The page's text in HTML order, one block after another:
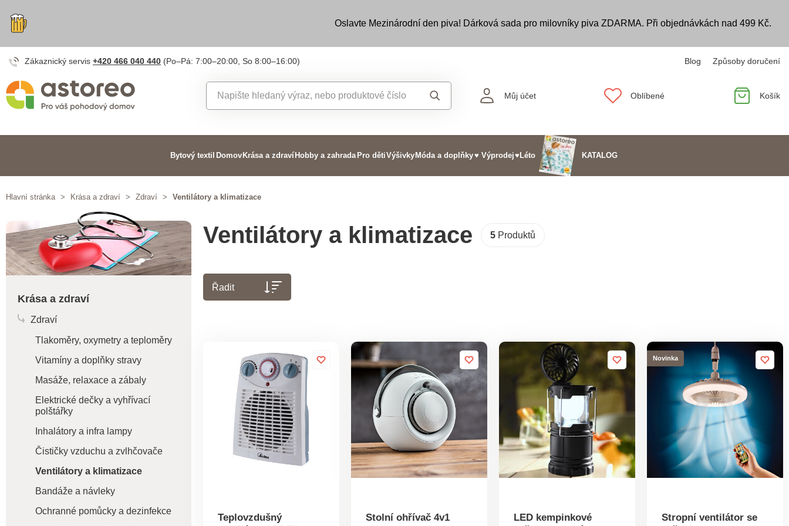
Oslavte Mezinárodní den piva! Dárková sada pro milovníky piva ZDARMA. Při objednávkách nad 499 Kč.
Zákaznický servis +420 466 040 440 (Po–Pá: 7:00–20:00, So 8:00–16:00) Blog Způsoby doručení
Můj účet Oblíbené Košík
Bytový textil Domov Krása a zdraví Hobby a zahrada Pro dětiVýšivky Móda a doplňky♥ Výprodej♥Léto KATALOG
Hlavní stránka > Krása a zdraví > Zdraví > Ventilátory a klimatizace
Krása a zdraví
Zdraví
Tlakoměry, oxymetry a teploměry
Vitamíny a doplňky stravy
Masáže, relaxace a zábaly
Elektrické dečky a vyhřívací
polštářky
Inhalátory a infra lampy
Čističky vzduchu a zvlhčovače
Ventilátory a klimatizace
Bandáže a návleky
Ochranné pomůcky a dezinfekce
Ventilátory a klimatizace 5 Produktů
Řadit
Teplovzdušný
Stolní ohřívač 4v1
LED kempinkové
Novinka
Stropní ventilátor se